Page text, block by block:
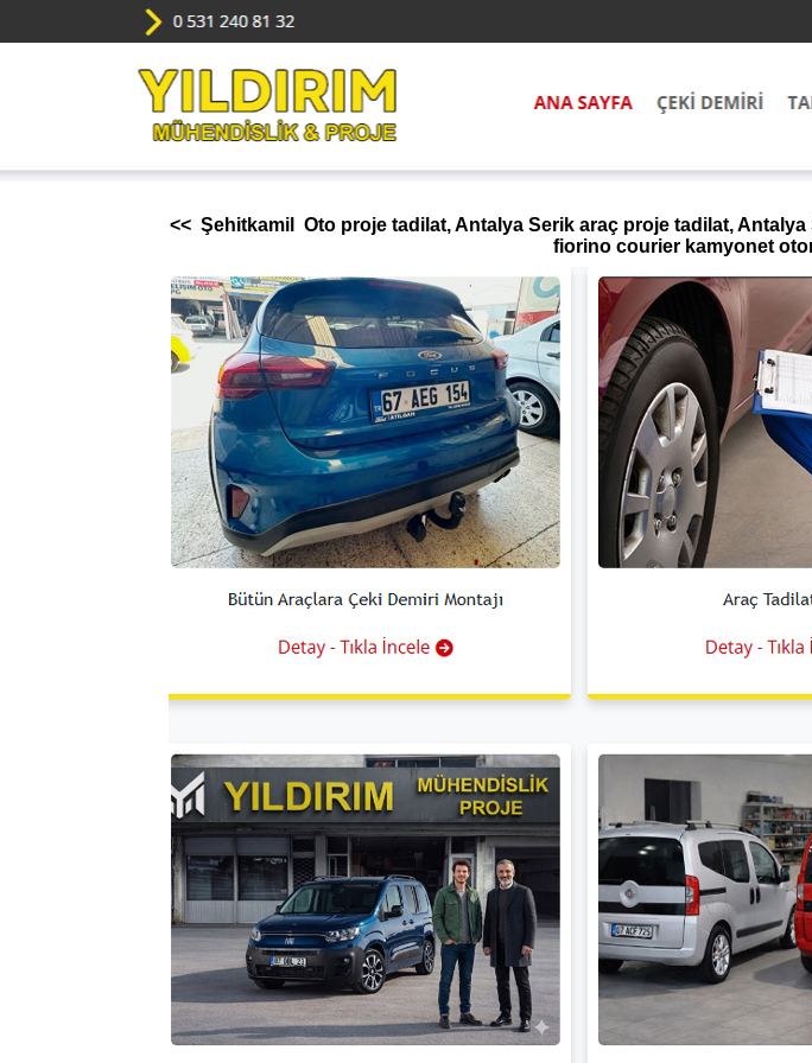
<< Şehitkamil Oto proje tadilat, Antalya Serik araç proje tadilat,
fiorino courier kamyonet